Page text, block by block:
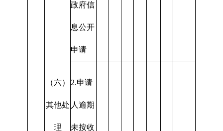
（六）
其他处
理
政府信
息公开
申请
2.申请
人逾期
未按收